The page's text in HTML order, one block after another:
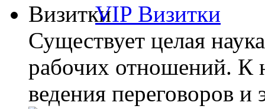
VIP Визитки
Существует целая
рабочих отношений. К
ведения переговоров и